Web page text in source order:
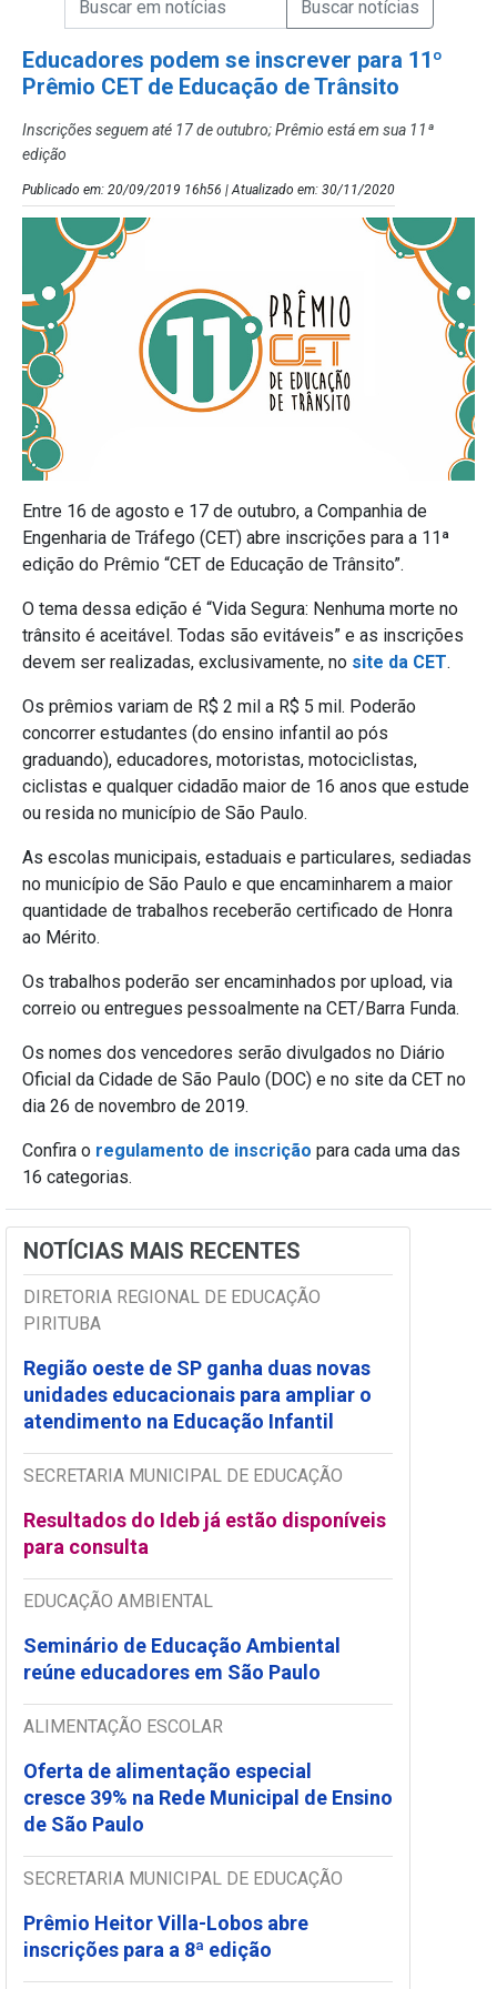
Educadores podem se inscrever para 11º
Prêmio CET de Educação de Trânsito
Inscrições seguem até 17 de outubro; Prêmio está em sua 11ª
edição
Publicado em: 20/09/2019 16h56 | Atualizado em: 30/11/2020
Entre 16 de agosto e 17 de outubro, a Companhia de
Engenharia de Tráfego (CET) abre inscrições para a 11ª
edição do Prêmio “CET de Educação de Trânsito”.
O tema dessa edição é “Vida Segura: Nenhuma morte no
trânsito é aceitável. Todas são evitáveis” e as inscrições
devem ser realizadas, exclusivamente, no site da CET.
Os prêmios variam de R$ 2 mil a R$ 5 mil. Poderão
concorrer estudantes (do ensino infantil ao pós
graduando), educadores, motoristas, motociclistas,
ciclistas e qualquer cidadão maior de 16 anos que estude
ou resida no município de São Paulo.
As escolas municipais, estaduais e particulares, sediadas
no município de São Paulo e que encaminharem a maior
quantidade de trabalhos receberão certificado de Honra
ao Mérito.
Os trabalhos poderão ser encaminhados por upload, via
correio ou entregues pessoalmente na CET/Barra Funda.
Os nomes dos vencedores serão divulgados no Diário
Oficial da Cidade de São Paulo (DOC) e no site da CET no
dia 26 de novembro de 2019.
Confira o regulamento de inscrição para cada uma das
16 categorias.
NOTÍCIAS MAIS RECENTES
DIRETORIA REGIONAL DE EDUCAÇÃO
PIRITUBA
Região oeste de SP ganha duas novas
unidades educacionais para ampliar o
atendimento na Educação Infantil
SECRETARIA MUNICIPAL DE EDUCAÇÃO
Resultados do Ideb já estão disponíveis
para consulta
EDUCAÇÃO AMBIENTAL
Seminário de Educação Ambiental
reúne educadores em São Paulo
ALIMENTAÇÃO ESCOLAR
Oferta de alimentação especial
cresce 39% na Rede Municipal de Ensino
de São Paulo
SECRETARIA MUNICIPAL DE EDUCAÇÃO
Prêmio Heitor Villa-Lobos abre
inscrições para a 8ª edição